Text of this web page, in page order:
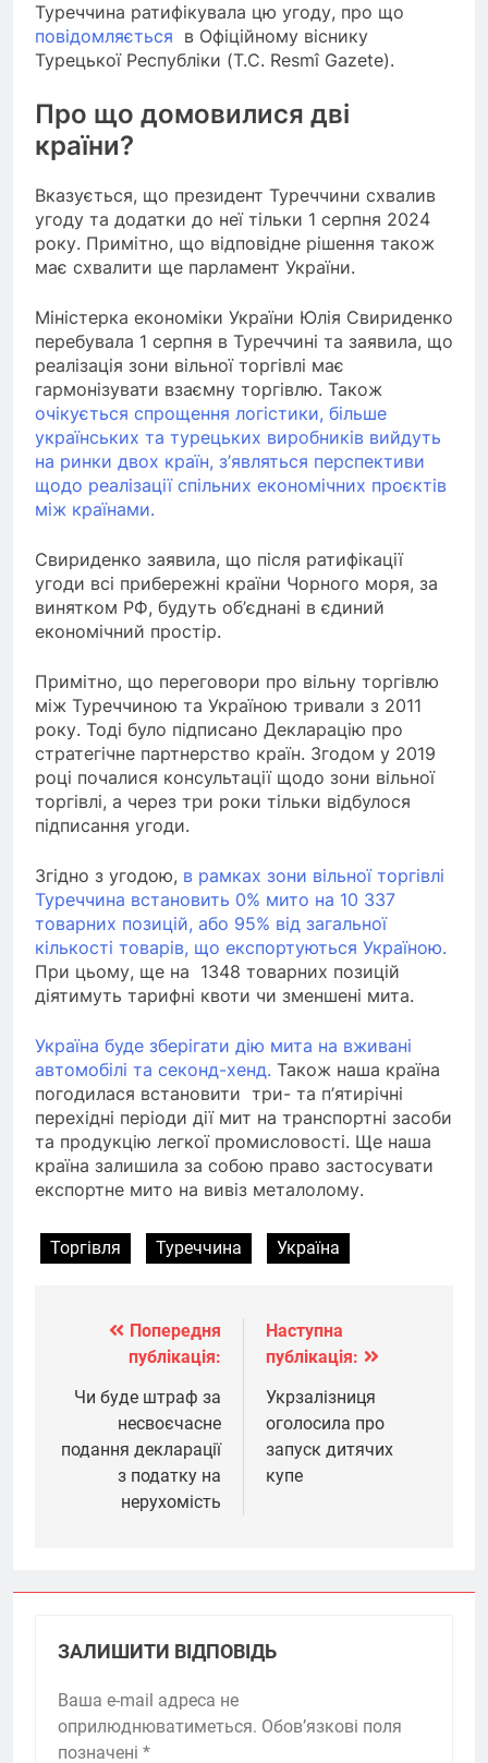
Туреччина ратифікувала цю угоду, про що
повідомляється в Офіційному віснику
Турецької Республіки (T.C. Resmî Gazete).
Про що домовилися дві
країни?
Вказується, що президент Туреччини схвалив
угоду та додатки до неї тільки 1 серпня 2024
року. Примітно, що відповідне рішення також
має схвалити ще парламент України.
Міністерка економіки України Юлія Свириденко
перебувала 1 серпня в Туреччині та заявила, що
реалізація зони вільної торгівлі має
гармонізувати взаємну торгівлю. Також
очікується спрощення логістики, більше
українських та турецьких виробників вийдуть
на ринки двох країн, з’являться перспективи
щодо реалізації спільних економічних проєктів
між країнами.
Свириденко заявила, що після ратифікації
угоди всі прибережні країни Чорного моря, за
винятком РФ, будуть об’єднані в єдиний
економічний простір.
Примітно, що переговори про вільну торгівлю
між Туреччиною та Україною тривали з 2011
року. Тоді було підписано Декларацію про
стратегічне партнерство країн. Згодом у 2019
році почалися консультації щодо зони вільної
торгівлі, а через три роки тільки відбулося
підписання угоди.
Згідно з угодою, в рамках зони вільної торгівлі
Туреччина встановить 0% мито на 10 337
товарних позицій, або 95% від загальної
кількості товарів, що експортуються Україною.
При цьому, ще на 1348 товарних позицій
діятимуть тарифні квоти чи зменшені мита.
Україна буде зберігати дію мита на вживані
автомобілі та секонд-хенд. Також наша країна
погодилася встановити три- та п’ятирічні
перехідні періоди дії мит на транспортні засоби
та продукцію легкої промисловості. Ще наша
країна залишила за собою право застосувати
експортне мито на вивіз металолому.
Торгівля Туреччина Україна
Навігація
записів
Попередня
публікація:
Чи буде штраф за
несвоєчасне
подання декларації
з податку на
нерухомість
Наступна
публікація:
Укрзалізниця
оголосила про
запуск дитячих
купе
ЗАЛИШИТИ ВІДПОВІДЬ
Ваша e-mail адреса не
оприлюднюватиметься. Обов’язкові поля
позначені *